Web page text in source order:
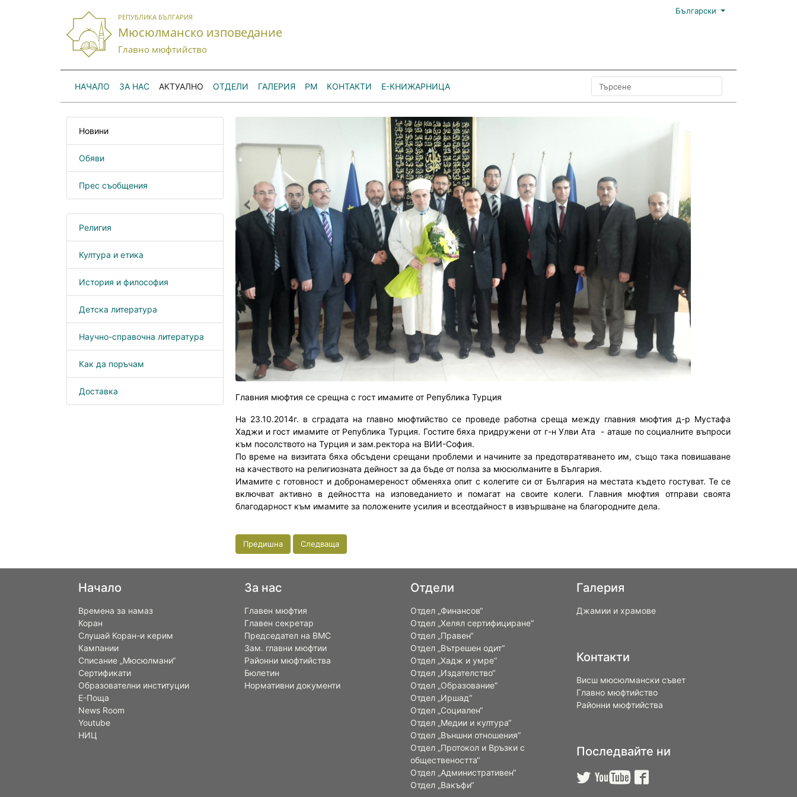
РЕПУБЛИКА БЪЛГАРИЯ
Мюсюлманско изповедание
Главно мюфтийство
Български
НАЧАЛО ЗА НАС АКТУАЛНО ОТДЕЛИ ГАЛЕРИЯ РМ КОНТАКТИ Е-КНИЖАРНИЦА
Новини
Обяви
Прес съобщения
Религия
Култура и етика
История и философия
Детска литература
Научно-справочна литература
Как да поръчам
Доставка
Главния мюфтия се срещна с гост имамите от Република Турция
На 23.10.2014г. в сградата на главно мюфтийство се проведе работна среща между главния мюфтия д-р Мустафа
Хаджи и гост имамите от Република Турция. Гостите бяха придружени от г-н Улви Ата - аташе по социалните въпроси
към посолството на Турция и зам.ректора на ВИИ-София.
По време на визитата бяха обсъдени срещани проблеми и начините за предотвратяването им, също така повишаване
на качеството на религиозната дейност за да бъде от полза за мюсюлманите в България.
Имамите с готовност и добронамереност обменяха опит с колегите си от България на местата където гостуват. Те се
включват активно в дейността на изповеданието и помагат на своите колеги. Главния мюфтия отправи своята
благодарност към имамите за положените усилия и всеотдайност в извършване на благородните дела.
Предишна Следваща
Начало
Времена за намаз
Коран
Слушай Коран-и керим
Кампании
Списание „Мюсюлмани“
Сертификати
Образователни институции
Е-Поща
News Room
Youtube
НИЦ
За нас
Главен мюфтия
Главен секретар
Председател на ВМС
Зам. главни мюфтии
Районни мюфтийства
Бюлетин
Нормативни документи
Отдели
Отдел „Финансов“
Отдел „Хелял сертифициране“
Отдел „Правен“
Отдел „Вътрешен одит“
Отдел „Хадж и умре“
Отдел „Издателство“
Отдел „Образование“
Отдел „Иршад“
Отдел „Социален“
Отдел „Медии и култура“
Отдел „Външни отношения”
Oтдел „Протокол и Връзки с
обществеността“
Отдел „Административен“
Отдел „Вакъфи“
Галерия
Джамии и храмове
Контакти
Висш мюсюлмански съвет
Главно мюфтийство
Районни мюфтийства
Последвайте ни
  